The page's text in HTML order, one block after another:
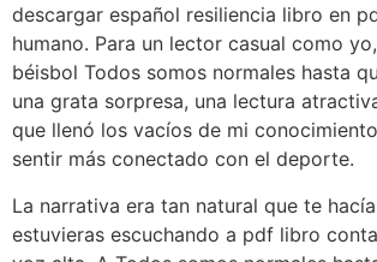
descargar español resiliencia libro en
humano. Para un lector casual como
béisbol Todos somos normales hasta
una grata sorpresa, una lectura
que llenó los vacíos de mi
sentir más conectado con el deporte.
La narrativa era tan natural que te
estuvieras escuchando a pdf libro